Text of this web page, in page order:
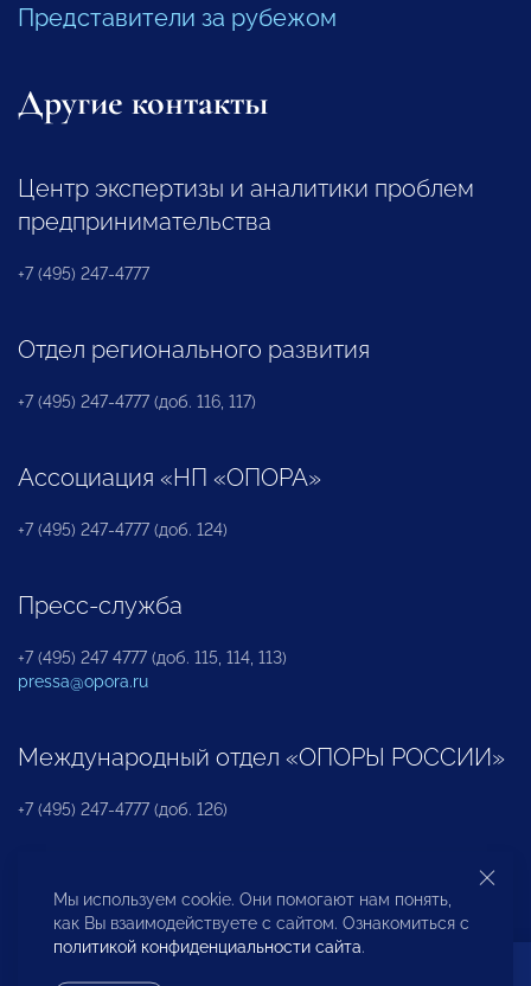
Представители за рубежом
Другие контакты
Центр экспертизы и аналитики проблем
предпринимательства
+7 (495) 247-4777
Отдел регионального развития
+7 (495) 247-4777 (доб. 116, 117)
Ассоциация «НП «ОПОРА»
+7 (495) 247-4777 (доб. 124)
Пресс-служба
+7 (495) 247 4777 (доб. 115, 114, 113)
pressa@opora.ru
Международный отдел «ОПОРЫ РОССИИ»
+7 (495) 247-4777 (доб. 126)
Бюро по защите прав предпринимателей и
инвесторов
Мы используем cookie. Они помогают нам понять,
как Вы взаимодействуете с сайтом. Ознакомиться с
политикой конфиденциальности сайта.